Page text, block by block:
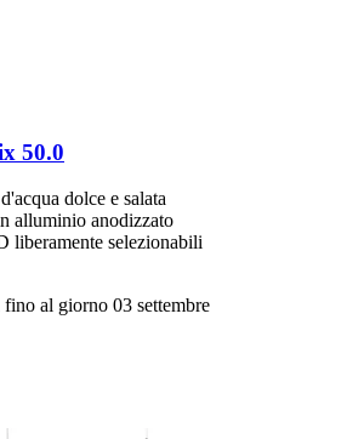
50.0
dolce e salata
alluminio anodizzato
liberamente selezionabili
fino al giorno 03 settembre